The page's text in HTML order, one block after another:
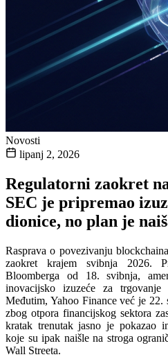
Novosti
lipanj 2, 2026
Regulatorni zaokret
SEC je pripremao
dionice, no plan je
Rasprava o povezivanju
zaokret krajem svibnja 2026.
Bloomberga od 18. svibnja,
inovacijsko izuzeće za trgovanje
Međutim, Yahoo Finance već je
zbog otpora financijskog sektora
kratak trenutak jasno je pokazao
koje su ipak naišle na stroga
Wall Streeta.